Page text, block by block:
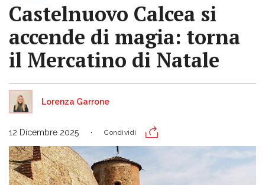
Castelnuovo Calcea si
accende di magia: torna
il Mercatino di Natale
Lorenza Garrone
12 Dicembre 2025 Condividi